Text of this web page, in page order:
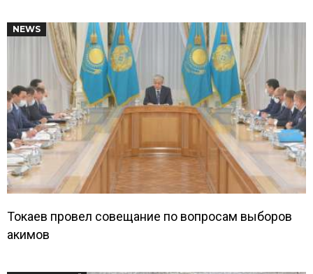
NEWS
Токаев провел совещание по вопросам выборов
акимов